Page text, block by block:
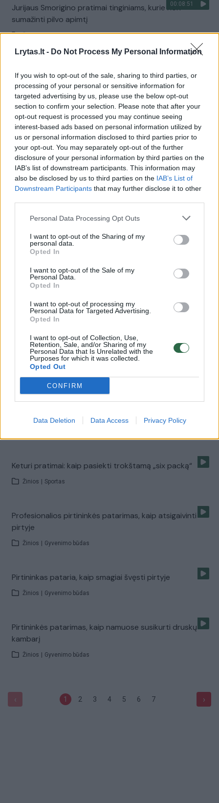
Lrytas.lt - Do Not Process My Personal Information
If you wish to opt-out of the sale, sharing to third parties, or
processing of your personal or sensitive information for
targeted advertising by us, please use the below opt-out
section to confirm your selection. Please note that after your
opt-out request is processed you may continue seeing
interest-based ads based on personal information utilized by
us or personal information disclosed to third parties prior to
your opt-out. You may separately opt-out of the further
disclosure of your personal information by third parties on the
IAB’s list of downstream participants. This information may
also be disclosed by us to third parties on the IAB’s List of
Downstream Participants that may further disclose it to other
Personal Data Processing Opt Outs
I want to opt-out of the Sharing of my
personal data.
Opted In
I want to opt-out of the Sale of my
Personal Data.
Opted In
I want to opt-out of processing my
Personal Data for Targeted Advertising.
Opted In
I want to opt-out of Collection, Use,
Retention, Sale, and/or Sharing of my
Personal Data that Is Unrelated with the
Purposes for which it was collected.
Opted Out
CONFIRM
Data Deletion Data Access Privacy Policy
00:08:51
Jurijaus Smorigino pratimai tinginiams, kurie nori
sumažinti pilvo apimtį
Žinios | Gyvenimo būdas
Žinios | Gyvenimo būdas
00:06:30
Treniruotė lauke: 10 efektyvių pratimų
pradedantiesiems
Žinios | Sportas
Kavamalėje smulkintas gintaras — ilgalaikiam grožio
puoselėjimui
Sėkmingos poros receptas: išbandę tikrai nenusivilsite
Nugaros treniruotė: 80 proc. žmonių daro šią klaidą
sporto salėje
Žinios | Sportas
Norite dailių kojų? Nesudėtingi pratimai prie sienos
padės
Sportas
Pamatyk iš arti, kaip tobulą figūrą išlaiko Eglė Jakštytė
Keturi pratimai: kaip pasiekti trokštamą „six packą“
Žinios Sportas
Profesionalios pirtininkės patarimas, kaip atsigaivinti
pirtyje
Žinios Gyvenimo būdas
Pirtininkas pataria, kaip smagiai švęsti pirtyje
Žinios Gyvenimo būdas
Pirtininkės patarimas, kaip namuose susikurti druskų
kambarį
Žinios Gyvenimo būdas
‹ 1 2 3 4 5 6 7 ›